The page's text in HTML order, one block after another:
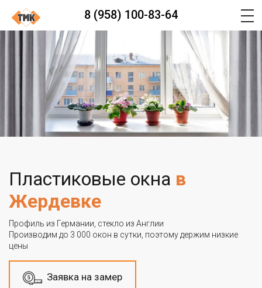
8 (958) 100-83-64
Пластиковые окна в
Жердевке
Профиль из Германии, стекло из Англии
Производим до 3 000 окон в сутки, поэтому держим низкие
цены
Заявка на замер